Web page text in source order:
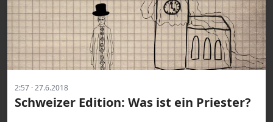
2:57 · 27.6.2018
Schweizer Edition: Was ist ein Priester?